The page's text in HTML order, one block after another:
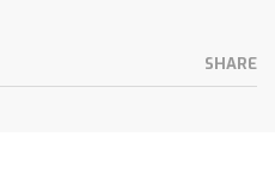
SHARE